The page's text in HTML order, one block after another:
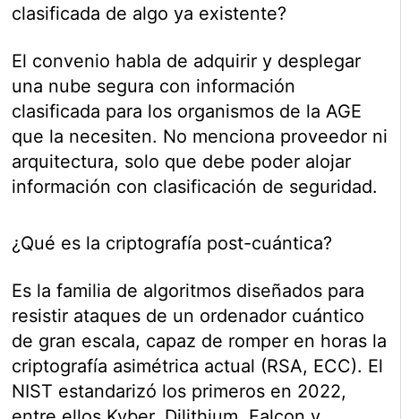
clasificada de algo ya existente?
El convenio habla de adquirir y desplegar
una nube segura con información
clasificada para los organismos de la AGE
que la necesiten. No menciona proveedor ni
arquitectura, solo que debe poder alojar
información con clasificación de seguridad.
¿Qué es la criptografía post-cuántica?
Es la familia de algoritmos diseñados para
resistir ataques de un ordenador cuántico
de gran escala, capaz de romper en horas la
criptografía asimétrica actual (RSA, ECC). El
NIST estandarizó los primeros en 2022,